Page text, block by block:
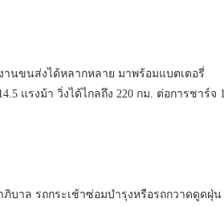
านขนส่งได้หลากหลาย มาพร้อมแบตเตอรี่
แรงม้า วิ่งได้ไกลถึง 220 กม. ต่อการชาร์จ 1
บาล รถกระเช้าซ่อมบำรุงหรือรถกวาดดูดฝุ่น